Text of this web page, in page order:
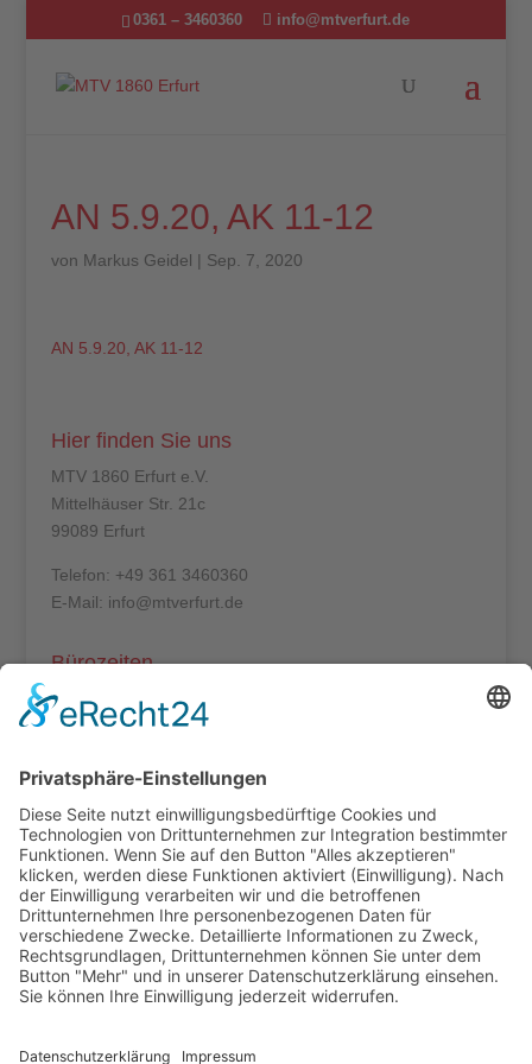
0361 – 3460360 info@mtverfurt.de
AN 5.9.20, AK 11-12
von Markus Geidel | Sep. 7, 2020
AN 5.9.20, AK 11-12
Hier finden Sie uns
MTV 1860 Erfurt e.V.
Mittelhäuser Str. 21c
99089 Erfurt
Telefon: +49 361 3460360
E-Mail: info@mtverfurt.de
Bürozeiten
Mo – Do: 8:00 – 14:00 Uhr
Termine außerhalb unserer Geschäftszeiten nur
nach Absprache.
Folgt uns auf facebook